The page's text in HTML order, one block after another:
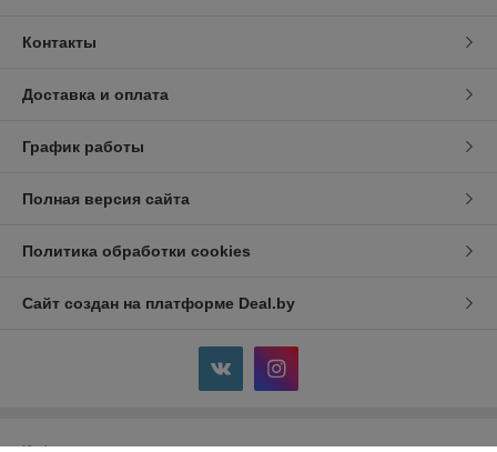
Контакты
Доставка и оплата
График работы
Полная версия сайта
Политика обработки cookies
Сайт создан на платформе Deal.by